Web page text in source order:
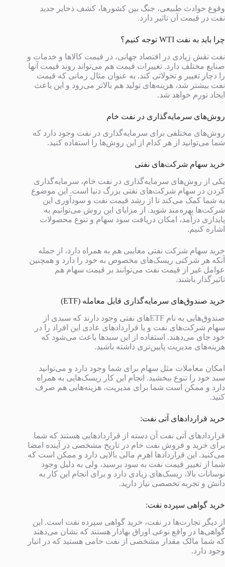
وقوع حوادث طبیعی، جنگ بین کشورها، کشف ذخایر جدید
نفت در قیمت آن تاثیر دارد.
چرا باید به نفت WTI توجه کنیم؟
نفت نقش زیادی در اقتصاد جهانی، در قیمت کالاها و خدمات و
صنایع مختلف دارد. تغییرات قیمت هم می‌تواند روند قیمت آنها
را دچار تغییر و تحولاتی کند. به عنوان مثال زمانی که قیمت
نفت بیشتر شد، هزینه‌های تولید هم بالاتر می‌رود و این باعث
ایجاد تورم خواهد شد.
روش‌های سرمایه‌گذاری در نفت خام
روش‌های مختلفی برای سرمایه‌گذاری در نفت وجود دارد که
شما می‌توانید از هر کدام از این روش‌ها را استفاده کنید.
خرید سهام شرکت‌های نفتی
یکی از روش‌های سرمایه‌گذاری در نفت خام، سرمایه‌گذاری
کردن در سهام شرکت‌های نفتی بزرگ دنیا است. این موضوع
به شما کمک می‌کند تا از رشد قیمت نفت و سودآوری این
شرکت‌ها بهره‌مند شوید. از مزایای این روش می‌توانیم به
پایداری درآمد، امکان دریافت سود سهام و تنوع محصولات
اشاره کنیم.
خرید سهام شرکت نفتی معایبی هم به همراه دارد، از جمله
آنکه هر شرکتی ریسک‌های مخصوص به خود را دارد و همچنین
عوامل غیر از قیمت نفت می‌توانند بر قیمت سهام هم
تاثیرگذار باشند.
خرید صندوق‌های سرمایه‌گذاری قابل معامله (ETF)
صندوق‌هایی به نام ETFهای نفتی وجود دارند که سبدی از
سهام شرکت‌های نفت و یا قراردادهای عادی این افراد را در
خود جای می‌دهند. استفاده از این سبدها باعث می‌شود که
هزینه‌های مدیریت پایین‌تری داشته باشید.
امکان معاملات مثل سهام برای شما وجود دارد و می‌توانید
سبد خود را تنوع ببخشید. انجام این کار ریسک‌هایی به همراه
دارد و ممکن است شما برای مدیریت، هزینه‌هایی هم صرف
کنید.
خرید قراردادهای آتی نفت:
قراردادهای آتی نفت آن دسته از قراردادهایی هستند که شما
برای خرید و فروش نفت خام در تاریخ مشخصی در آینده امضا
می‌کنید. این قراردادها اهرم مالی بالایی دارد و ممکن است که
شما از تغییر قیمت نفت به سود برسید، ولی به دلیل وجود
نوسانات بالا، ریسک‌های زیادی دارد و برای انجام این کار به
دانش و تجربه تخصصی نیاز دارید.
خرید گواهی سپرده نفت:
از دیگر تجارت‌ها در نفت، خرید گواهی سپرده نفت است. این
گواهی‌ها در واقع نوعی اوراق بهادار هستند که نشان می‌دهند
که شما مالک مقدار مشخصی از نفت خامی هستید که در انبار
وجود دارد.